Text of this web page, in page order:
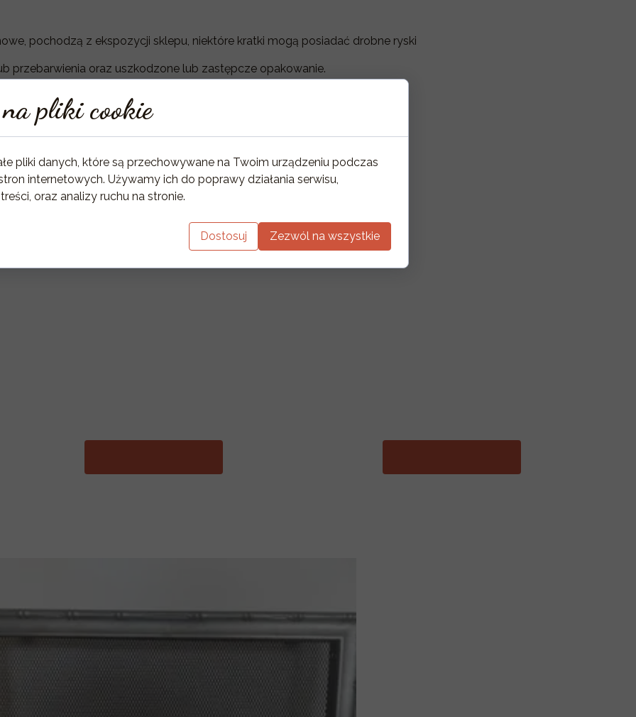
pochodzą z ekspozycji sklepu, niektóre kratki mogą posiadać drobne ryski
przebarwienia oraz uszkodzone lub zastępcze opakowanie.
pliki cookie
pliki danych, które są przechowywane na Twoim urządzeniu podczas
internetowych. Używamy ich do poprawy działania serwisu,
oraz analizy ruchu na stronie.
Dostosuj Zezwól na wszystkie